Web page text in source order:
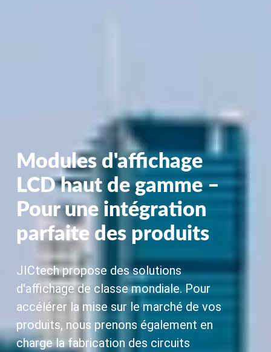
Modules d'affichage
LCD haut de gamme –
Pour une intégration
parfaite des produits
JICtech propose des solutions
d'affichage de classe mondiale. Pour
accélérer la mise sur le marché de vos
produits, nous prenons également en
charge la fabrication des circuits